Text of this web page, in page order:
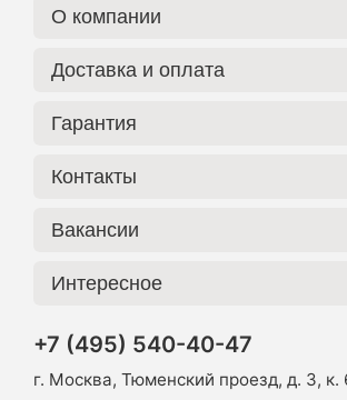
О компании
Доставка и оплата
Гарантия
Контакты
Вакансии
Интересное
+7 (495) 540-40-47
г. Москва, Тюменский проезд, д. 3, к.